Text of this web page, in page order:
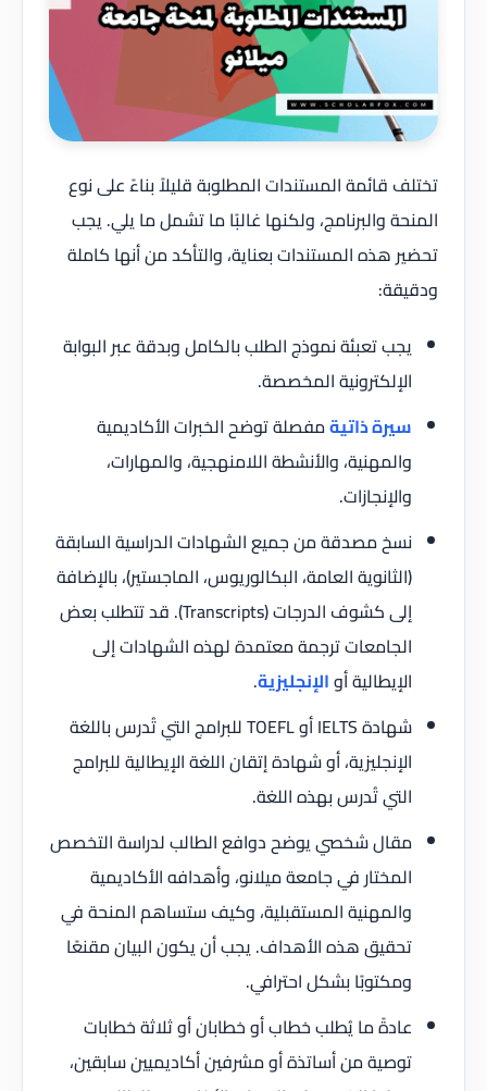
تختلف قائمة المستندات المطلوبة قليلاً بناءً على نوع
المنحة والبرنامج، ولكنها غالبًا ما تشمل ما يلي. يجب
تحضير هذه المستندات بعناية، والتأكد من أنها كاملة
ودقيقة:
يجب تعبئة نموذج الطلب بالكامل وبدقة عبر البوابة
الإلكترونية المخصصة.
سيرة ذاتيةمفصلة توضح الخبرات الأكاديمية
والمهنية، والأنشطة اللامنهجية، والمهارات،
والإنجازات.
نسخ مصدقة من جميع الشهادات الدراسية السابقة
(الثانوية العامة، البكالوريوس، الماجستير)، بالإضافة
إلى كشوف الدرجات (Transcripts). قد تتطلب بعض
الجامعات ترجمة معتمدة لهذه الشهادات إلى
الإيطالية أوالإنجليزية.
شهادة IELTS أو TOEFL للبرامج التي تُدرس باللغة
الإنجليزية، أو شهادة إتقان اللغة الإيطالية للبرامج
التي تُدرس بهذه اللغة.
مقال شخصي يوضح دوافع الطالب لدراسة التخصص
المختار في جامعة ميلانو، وأهدافه الأكاديمية
والمهنية المستقبلية، وكيف ستساهم المنحة في
تحقيق هذه الأهداف. يجب أن يكون البيان مقنعًا
ومكتوبًا بشكل احترافي.
عادةً ما يُطلب خطاب أو خطابان أو ثلاثة خطابات
توصية من أساتذة أو مشرفين أكاديميين سابقين،